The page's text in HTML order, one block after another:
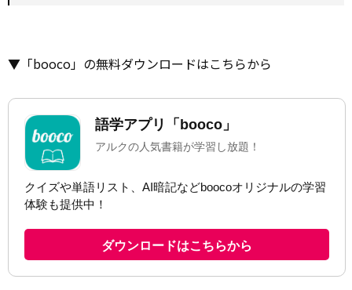
▼「booco」の無料ダウンロードはこちらから